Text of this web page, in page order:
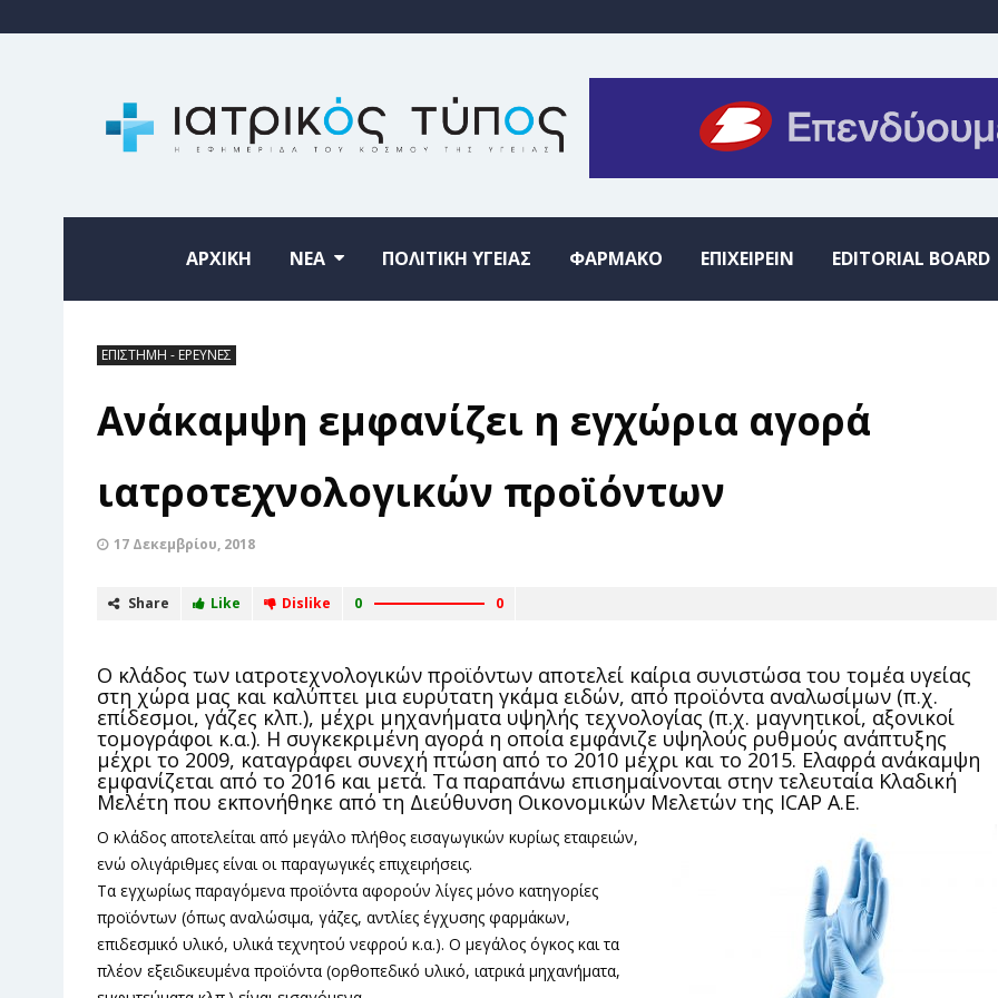
ΑΡΧΙΚΗ ΝΕΑ ΠΟΛΙΤΙΚΗ ΥΓΕΙΑΣ ΦΑΡΜΑΚΟ ΕΠΙΧΕΙΡΕΙΝ EDITORIAL BOARD
ΕΠΙΣΤΗΜΗ - ΕΡΕΥΝΕΣ
Ανάκαμψη εμφανίζει η εγχώρια αγορά
ιατροτεχνολογικών προϊόντων
17 Δεκεμβρίου, 2018
Share Like Dislike 0 0
Ο κλάδος των ιατροτεχνολογικών προϊόντων αποτελεί καίρια συνιστώσα του τομέα υγείας
στη χώρα μας και καλύπτει μια ευρύτατη γκάμα ειδών, από προϊόντα αναλωσίμων (π.χ.
επίδεσμοι, γάζες κλπ.), μέχρι μηχανήματα υψηλής τεχνολογίας (π.χ. μαγνητικοί, αξονικοί
τομογράφοι κ.α.). Η συγκεκριμένη αγορά η οποία εμφάνιζε υψηλούς ρυθμούς ανάπτυξης
μέχρι το 2009, καταγράφει συνεχή πτώση από το 2010 μέχρι και το 2015. Ελαφρά ανάκαμψη
εμφανίζεται από το 2016 και μετά. Τα παραπάνω επισημαίνονται στην τελευταία Κλαδική
Μελέτη που εκπονήθηκε από τη Διεύθυνση Οικονομικών Μελετών της ICAP A.E.
Ο κλάδος αποτελείται από μεγάλο πλήθος εισαγωγικών κυρίως εταιρειών,
ενώ ολιγάριθμες είναι οι παραγωγικές επιχειρήσεις.
Τα εγχωρίως παραγόμενα προϊόντα αφορούν λίγες μόνο κατηγορίες
προϊόντων (όπως αναλώσιμα, γάζες, αντλίες έγχυσης φαρμάκων,
επιδεσμικό υλικό, υλικά τεχνητού νεφρού κ.α.). Ο μεγάλος όγκος και τα
πλέον εξειδικευμένα προϊόντα (ορθοπεδικό υλικό, ιατρικά μηχανήματα,